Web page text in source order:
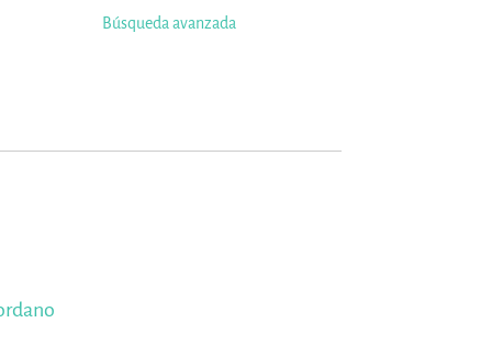
Búsqueda avanzada